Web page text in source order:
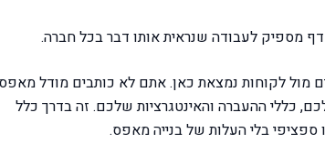
מספיק לעבודה שנראית אותו דבר בכל חברה.
מול לקוחות נמצאת כאן. אתם לא כותבים מודל
כללי ההעברה והאינטגרציות שלכם. זה בדרך כלל